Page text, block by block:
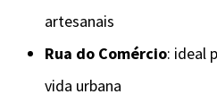
artesanais
Rua do Comércio: ideal
vida urbana